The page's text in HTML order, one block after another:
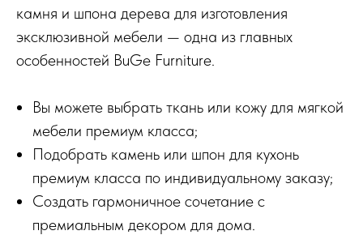
камня и шпона дерева для изготовления
эксклюзивной мебели — одна из главных
особенностей BuGe Furniture.
Вы можете выбрать ткань или кожу для мягкой
мебели премиум класса;
Подобрать камень или шпон для кухонь
премиум класса по индивидуальному заказу;
Создать гармоничное сочетание с
премиальным декором для дома.